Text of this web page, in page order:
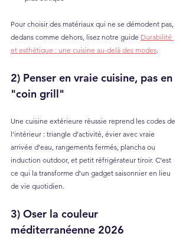
Pour choisir des matériaux qui ne se démodent pas,
dedans comme dehors, lisez notre guide Durabilité
et esthétique : une cuisine au-delà des modes
2) Penser en vraie cuisine, pas en
"coin grill"
Une cuisine extérieure réussie reprend les codes de
l'intérieur : triangle d'activité, évier avec vraie
arrivée d'eau, rangements fermés, plancha ou
induction outdoor, et petit réfrigérateur tiroir. C'est
ce qui la transforme d'un gadget saisonnier en lieu
de vie quotidien.
3) Oser la couleur
méditerranéenne 2026